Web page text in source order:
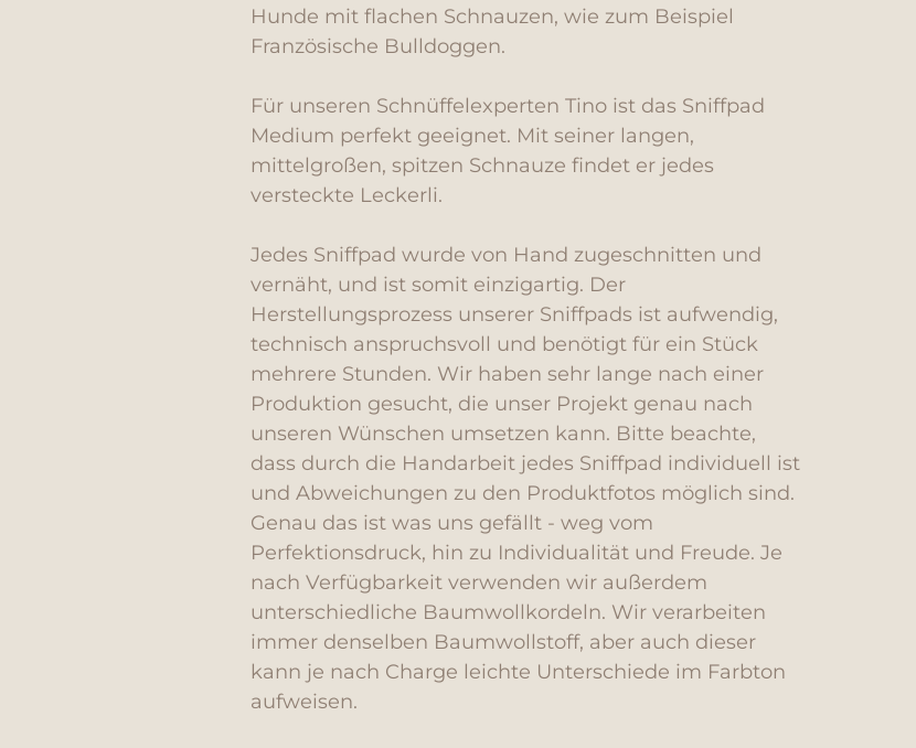
Hunde mit flachen Schnauzen, wie zum Beispiel
Französische Bulldoggen.
Für unseren Schnüffelexperten Tino ist das Sniffpad
Medium perfekt geeignet. Mit seiner langen,
mittelgroßen, spitzen Schnauze findet er jedes
versteckte Leckerli.
Jedes Sniffpad wurde von Hand zugeschnitten und
vernäht, und ist somit einzigartig. Der
Herstellungsprozess unserer Sniffpads ist aufwendig,
technisch anspruchsvoll und benötigt für ein Stück
mehrere Stunden. Wir haben sehr lange nach einer
Produktion gesucht, die unser Projekt genau nach
unseren Wünschen umsetzen kann. Bitte beachte,
dass durch die Handarbeit jedes Sniffpad individuell ist
und Abweichungen zu den Produktfotos möglich sind.
Genau das ist was uns gefällt - weg vom
Perfektionsdruck, hin zu Individualität und Freude. Je
nach Verfügbarkeit verwenden wir außerdem
unterschiedliche Baumwollkordeln. Wir verarbeiten
immer denselben Baumwollstoff, aber auch dieser
kann je nach Charge leichte Unterschiede im Farbton
aufweisen.